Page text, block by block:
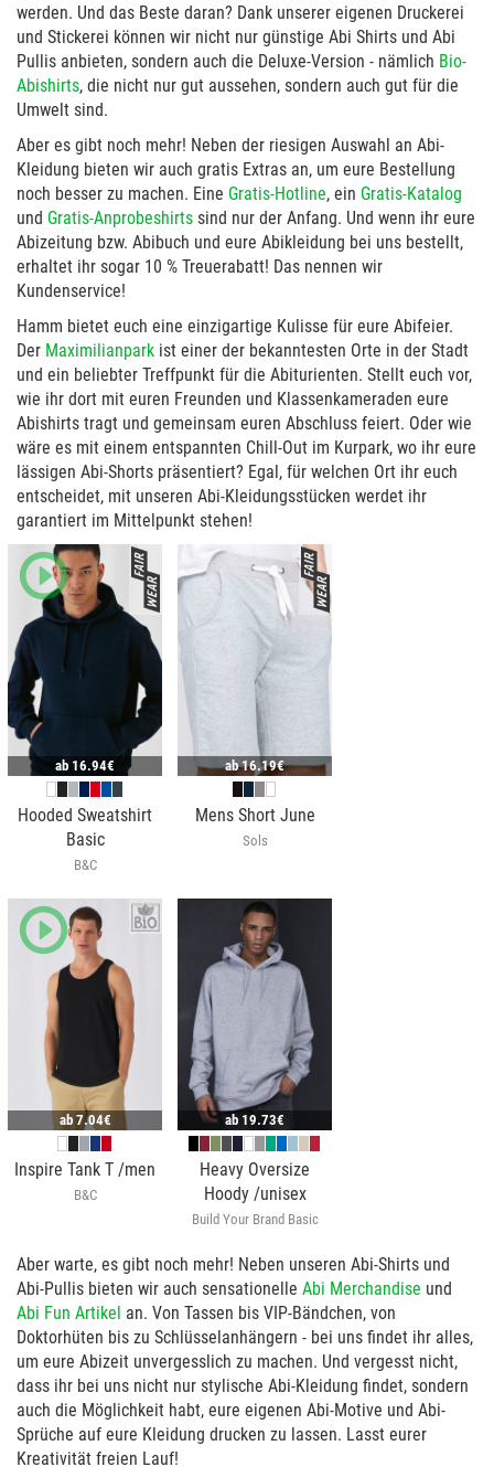
werden. Und das Beste daran? Dank unserer eigenen Druckerei
und Stickerei können wir nicht nur günstige Abi Shirts und Abi
Pullis anbieten, sondern auch die Deluxe-Version - nämlich Bio-
Abishirts, die nicht nur gut aussehen, sondern auch gut für die
Umwelt sind.
Aber es gibt noch mehr! Neben der riesigen Auswahl an Abi-
Kleidung bieten wir auch gratis Extras an, um eure Bestellung
noch besser zu machen. Eine Gratis-Hotline, ein Gratis-Katalog
und Gratis-Anprobeshirts sind nur der Anfang. Und wenn ihr eure
Abizeitung bzw. Abibuch und eure Abikleidung bei uns bestellt,
erhaltet ihr sogar 10 % Treuerabatt! Das nennen wir
Kundenservice!
Hamm bietet euch eine einzigartige Kulisse für eure Abifeier.
Der Maximilianpark ist einer der bekanntesten Orte in der Stadt
und ein beliebter Treffpunkt für die Abiturienten. Stellt euch vor,
wie ihr dort mit euren Freunden und Klassenkameraden eure
Abishirts tragt und gemeinsam euren Abschluss feiert. Oder wie
wäre es mit einem entspannten Chill-Out im Kurpark, wo ihr eure
lässigen Abi-Shorts präsentiert? Egal, für welchen Ort ihr euch
entscheidet, mit unseren Abi-Kleidungsstücken werdet ihr
garantiert im Mittelpunkt stehen!
ab 16.94€
Hooded Sweatshirt
Basic
B&C
ab16.19€
Mens Short June
Sols
ab 7.04€
Inspire Tank T /men
B&C
ab 19.73€
Heavy Oversize
Hoody /unisex
Build Your Brand Basic
Aber warte, es gibt noch mehr! Neben unseren Abi-Shirts und
Abi-Pullis bieten wir auch sensationelle Abi Merchandise und
Abi Fun Artikel an. Von Tassen bis VIP-Bändchen, von
Doktorhüten bis zu Schlüsselanhängern - bei uns findet ihr alles,
um eure Abizeit unvergesslich zu machen. Und vergesst nicht,
dass ihr bei uns nicht nur stylische Abi-Kleidung findet, sondern
auch die Möglichkeit habt, eure eigenen Abi-Motive und Abi-
Sprüche auf eure Kleidung drucken zu lassen. Lasst eurer
Kreativität freien Lauf!